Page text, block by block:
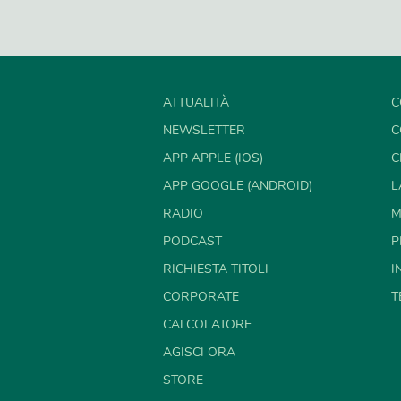
ATTUALITÀ
NEWSLETTER
APP APPLE (IOS)
APP GOOGLE (ANDROID)
RADIO
PODCAST
RICHIESTA TITOLI
CORPORATE
CALCOLATORE
AGISCI ORA
STORE